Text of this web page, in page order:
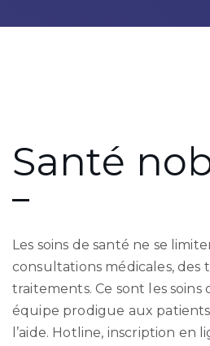
Santé
Les soins de santé ne se
consultations médicales, des
traitements. Ce sont les
équipe prodigue aux
l’aide. Hotline, inscription en